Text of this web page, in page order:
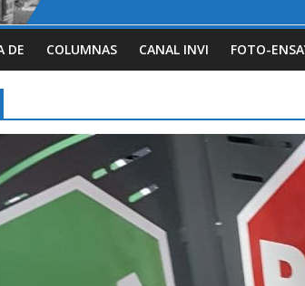
DE COLUMNAS CANAL INVI FOTO-